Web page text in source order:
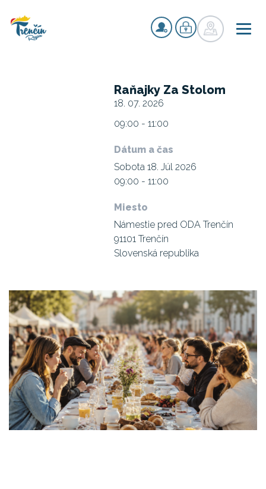
Raňajky Za Stolom
18. 07. 2026
09:00 - 11:00
Dátum a čas
Sobota 18. Júl 2026
09:00 - 11:00
Miesto
Námestie pred ODA Trenčín
91101 Trenčín
Slovenská republika